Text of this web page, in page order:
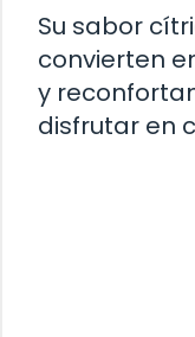
Su sabor
convierten
y
disfrutar en